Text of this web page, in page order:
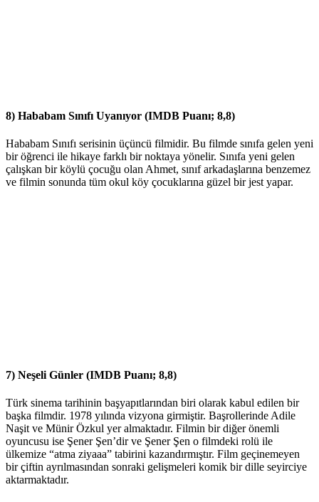
8) Hababam Sınıfı Uyanıyor (IMDB Puanı; 8,8)
Hababam Sınıfı serisinin üçüncü filmidir. Bu filmde sınıfa gelen yeni
bir öğrenci ile hikaye farklı bir noktaya yönelir. Sınıfa yeni gelen
çalışkan bir köylü çocuğu olan Ahmet, sınıf arkadaşlarına benzemez
ve filmin sonunda tüm okul köy çocuklarına güzel bir jest yapar.
7) Neşeli Günler (IMDB Puanı; 8,8)
Türk sinema tarihinin başyapıtlarından biri olarak kabul edilen bir
başka filmdir. 1978 yılında vizyona girmiştir. Başrollerinde Adile
Naşit ve Münir Özkul yer almaktadır. Filmin bir diğer önemli
oyuncusu ise Şener Şen’dir ve Şener Şen o filmdeki rolü ile
ülkemize “atma ziyaaa” tabirini kazandırmıştır. Film geçinemeyen
bir çiftin ayrılmasından sonraki gelişmeleri komik bir dille seyirciye
aktarmaktadır.